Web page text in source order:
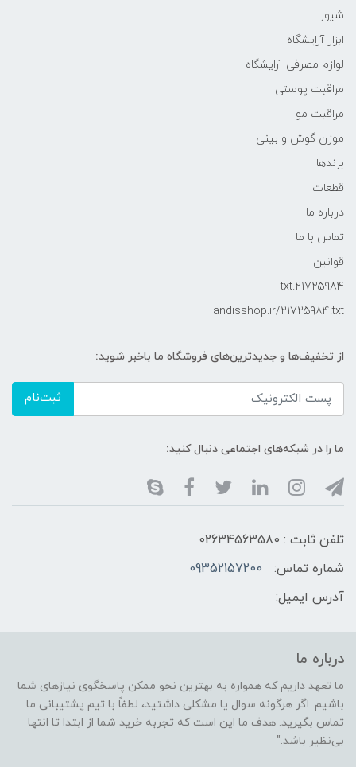
شیور
ابزار آرایشگاه
لوازم مصرفی آرایشگاه
مراقبت پوستی
مراقبت مو
موزن گوش و بینی
برندها
قطعات
درباره ما
تماس با ما
قوانین
21725984.txt
andisshop.ir/21725984.txt
از تخفیف‌ها و جدیدترین‌های فروشگاه ما باخبر شوید:
ثبت‌نام
ما را در شبکه‌های اجتماعی دنبال کنید:
تلفن ثابت : 02634563580
شماره تماس:
09352157200
آدرس ایمیل:
درباره ما
ما تعهد داریم که همواره به بهترین نحو ممکن پاسخگوی نیازهای شما
باشیم. اگر هرگونه سوال یا مشکلی داشتید، لطفاً با تیم پشتیبانی ما
تماس بگیرید. هدف ما این است که تجربه خرید شما از ابتدا تا انتها
بی‌نظیر باشد."